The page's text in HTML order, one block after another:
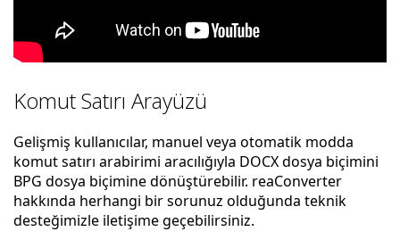
Komut Satırı Arayüzü
Gelişmiş kullanıcılar, manuel veya otomatik modda
komut satırı arabirimi aracılığıyla DOCX dosya biçimini
BPG dosya biçimine dönüştürebilir. reaConverter
hakkında herhangi bir sorunuz olduğunda teknik
desteğimizle iletişime geçebilirsiniz.